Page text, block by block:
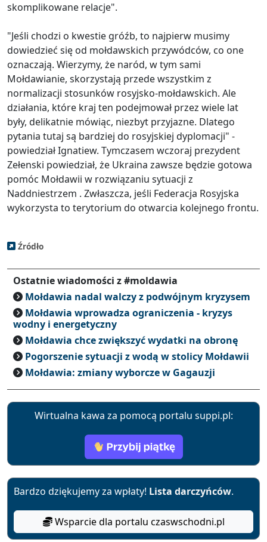
skomplikowane relacje".
"Jeśli chodzi o kwestie gróźb, to najpierw musimy
dowiedzieć się od mołdawskich przywódców, co one
oznaczają. Wierzymy, że naród, w tym sami
Mołdawianie, skorzystają przede wszystkim z
normalizacji stosunków rosyjsko-mołdawskich. Ale
działania, które kraj ten podejmował przez wiele lat
były, delikatnie mówiąc, niezbyt przyjazne. Dlatego
pytania tutaj są bardziej do rosyjskiej dyplomacji" -
powiedział Ignatiew. Tymczasem wczoraj prezydent
Zełenski powiedział, że Ukraina zawsze będzie gotowa
pomóc Mołdawii w rozwiązaniu sytuacji z
Naddniestrzem . Zwłaszcza, jeśli Federacja Rosyjska
wykorzysta to terytorium do otwarcia kolejnego frontu.
Źródło
Ostatnie wiadomości z #moldawia
Mołdawia nadal walczy z podwójnym kryzysem
Mołdawia wprowadza ograniczenia - kryzys
wodny i energetyczny
Mołdawia chce zwiększyć wydatki na obronę
Pogorszenie sytuacji z wodą w stolicy Mołdawii
Mołdawia: zmiany wyborcze w Gagauzji
Wirtualna kawa za pomocą portalu suppi.pl:
Bardzo dziękujemy za wpłaty! Lista darczyńców.
Wsparcie dla portalu czaswschodni.pl